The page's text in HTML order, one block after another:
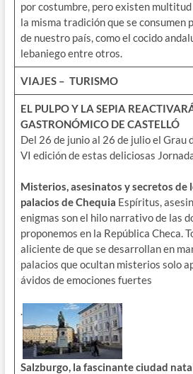
por costumbre, pero existen multitud
la misma tradición que se consumen
de nuestro país, como el cocido
lebaniego entre otros.
VIAJES – TURISMO
EL PULPO Y LA SEPIA
GASTRONÓMICO DE CASTELLÓ
Del 26 de junio al 26 de julio el Grau
VI edición de estas deliciosas
Misterios, asesinatos y secretos de
palacios de Chequia Espíritus,
enigmas son el hilo narrativo de las
proponemos en la República Checa.
aliciente de que se desarrollan en
palacios que ocultan misterios solo
ávidos de emociones fuertes
.
Salzburgo, la fascinante ciudad